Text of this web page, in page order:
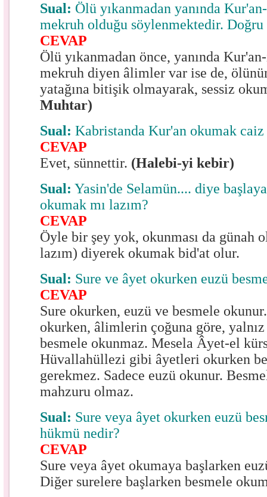
Sual: Ölü yıkanmadan yanında
mekruh olduğu söylenmektedir. Doğru
CEVAP
Ölü yıkanmadan önce, yanında
mekruh diyen âlimler var ise de,
yatağına bitişik olmayarak, sessiz
Muhtar)
Sual: Kabristanda Kur'an okumak
CEVAP
Evet, sünnettir. (Halebi-yi kebir)
Sual: Yasin'de Selamün.... diye
okumak mı lazım?
CEVAP
Öyle bir şey yok, okunması da günah
lazım) diyerek okumak bid'at olur.
Sual: Sure ve âyet okurken euzü
CEVAP
Sure okurken, euzü ve besmele
okurken, âlimlerin çoğuna göre,
besmele okunmaz. Mesela Âyet-el
Hüvallahüllezi gibi âyetleri okurken
gerekmez. Sadece euzü okunur.
mahzuru olmaz.
Sual: Sure veya âyet okurken euzü
hükmü nedir?
CEVAP
Sure veya âyet okumaya başlarken
Diğer surelere başlarken besmele